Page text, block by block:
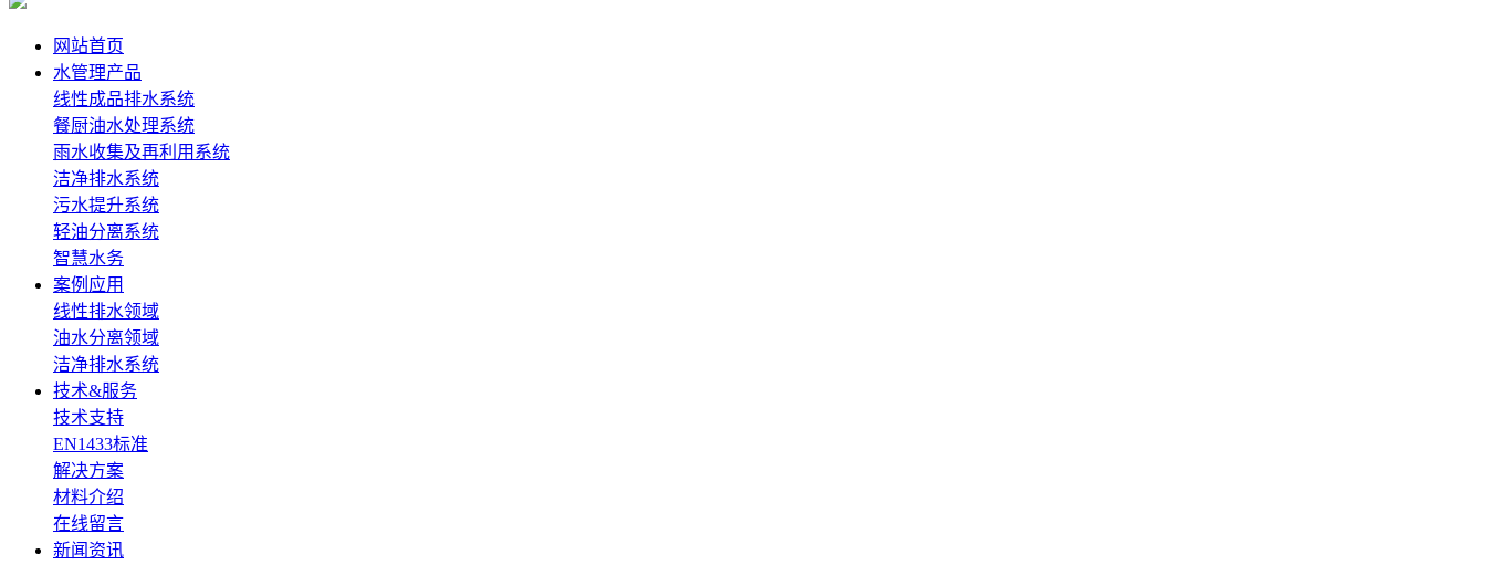
网站首页
水管理产品
线性成品排水系统
餐厨油水处理系统
雨水收集及再利用系统
洁净排水系统
污水提升系统
轻油分离系统
智慧水务
案例应用
线性排水领域
油水分离领域
洁净排水系统
技术&服务
技术支持
EN1433标准
解决方案
材料介绍
在线留言
新闻资讯